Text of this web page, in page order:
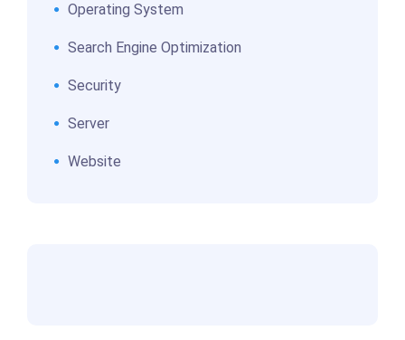
Operating System
Search Engine Optimization
Security
Server
Website